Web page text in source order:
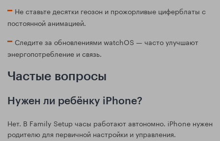
Не ставьте десятки геозон и прожорливые циферблаты с
постоянной анимацией.
Следите за обновлениями watchOS — часто улучшают
энергопотребление и связь.
Частые вопросы
Нужен ли ребёнку iPhone?
Нет. В Family Setup часы работают автономно. iPhone нужен
родителю для первичной настройки и управления.